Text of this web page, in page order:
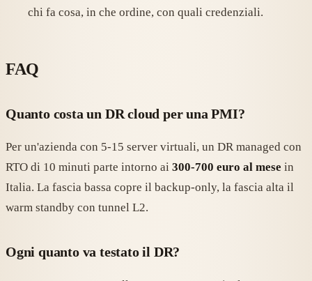
chi fa cosa, in che ordine, con quali credenziali.
FAQ
Quanto costa un DR cloud per una PMI?
Per un'azienda con 5-15 server virtuali, un DR managed con
RTO di 10 minuti parte intorno ai 300-700 euro al mese in
Italia. La fascia bassa copre il backup-only, la fascia alta il
warm standby con tunnel L2.
Ogni quanto va testato il DR?